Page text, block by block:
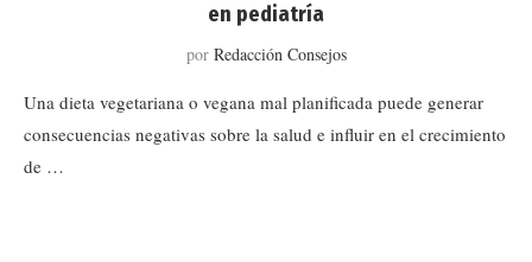
en pediatría
por Redacción Consejos
Una dieta vegetariana o vegana mal planificada puede generar
consecuencias negativas sobre la salud e influir en el crecimiento
de …